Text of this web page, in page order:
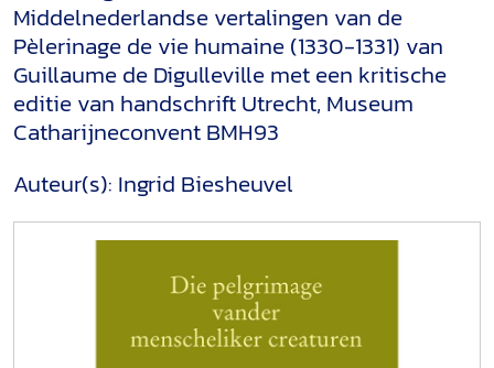
Middelnederlandse vertalingen van de
Pèlerinage de vie humaine (1330-1331) van
Guillaume de Digulleville met een kritische
editie van handschrift Utrecht, Museum
Catharijneconvent BMH93
Auteur(s): Ingrid Biesheuvel